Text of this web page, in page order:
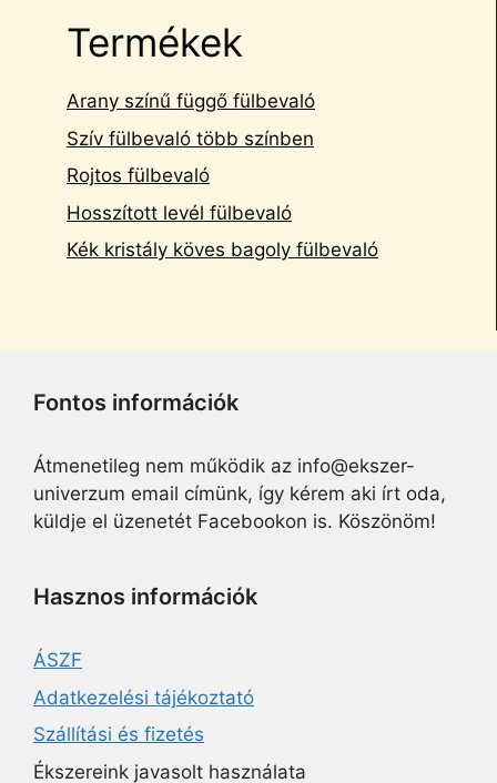
Termékek
Arany színű függő fülbevaló
Szív fülbevaló több színben
Rojtos fülbevaló
Hosszított levél fülbevaló
Kék kristály köves bagoly fülbevaló
Fontos információk
Átmenetileg nem működik az info@ekszer-
univerzum email címünk, így kérem aki írt oda,
küldje el üzenetét Facebookon is. Köszönöm!
Hasznos információk
ÁSZF
Adatkezelési tájékoztató
Szállítási és fizetés
Ékszereink javasolt használata